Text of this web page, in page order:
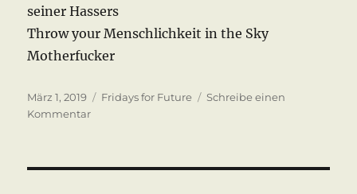
seiner Hassers
Throw your Menschlichkeit in the Sky
Motherfucker
Veröffentlicht
am
März 1, 2019 Kategorien
Fridays for Future
Schreibe einen
Kommentarzu